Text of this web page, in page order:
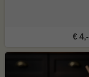
€ 4,-